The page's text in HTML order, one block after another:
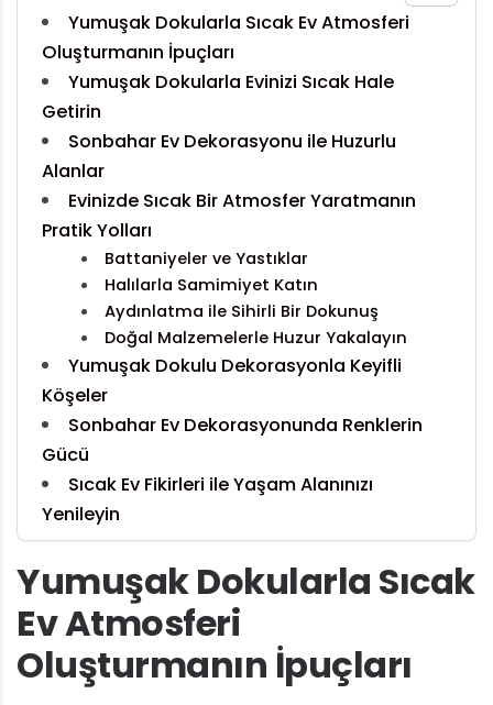
Yumuşak Dokularla Sıcak Ev Atmosferi
Oluşturmanın İpuçları
Yumuşak Dokularla Evinizi Sıcak Hale
Getirin
Sonbahar Ev Dekorasyonu ile Huzurlu
Alanlar
Evinizde Sıcak Bir Atmosfer Yaratmanın
Pratik Yolları
Battaniyeler ve Yastıklar
Halılarla Samimiyet Katın
Aydınlatma ile Sihirli Bir Dokunuş
Doğal Malzemelerle Huzur Yakalayın
Yumuşak Dokulu Dekorasyonla Keyifli
Köşeler
Sonbahar Ev Dekorasyonunda Renklerin
Gücü
Sıcak Ev Fikirleri ile Yaşam Alanınızı
Yenileyin
Yumuşak Dokularla Sıcak
Ev Atmosferi
Oluşturmanın İpuçları